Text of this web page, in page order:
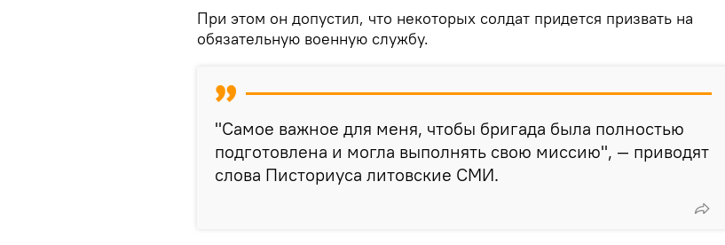
При этом он допустил, что некоторых солдат придется призвать на
обязательную военную службу.
"Самое важное для меня, чтобы бригада была полностью
подготовлена и могла выполнять свою миссию", — приводят
слова Писториуса литовские СМИ.